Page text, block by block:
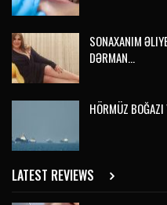
SONAXANIM
DƏRMAN…
HÖRMÜZ
LATEST REVIEWS